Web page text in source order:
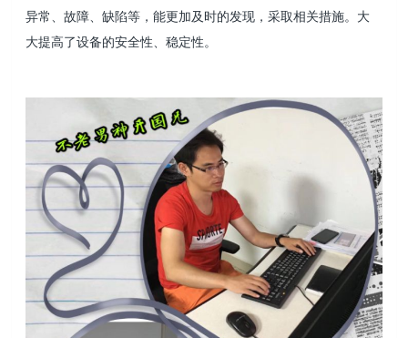
异常、故障、缺陷等，能更加及时的发现，采取相关措施。大
大提高了设备的安全性、稳定性。